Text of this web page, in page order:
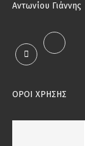
Αντωνίου Γιάννης
ΟΡΟΙ ΧΡΗΣΗΣ